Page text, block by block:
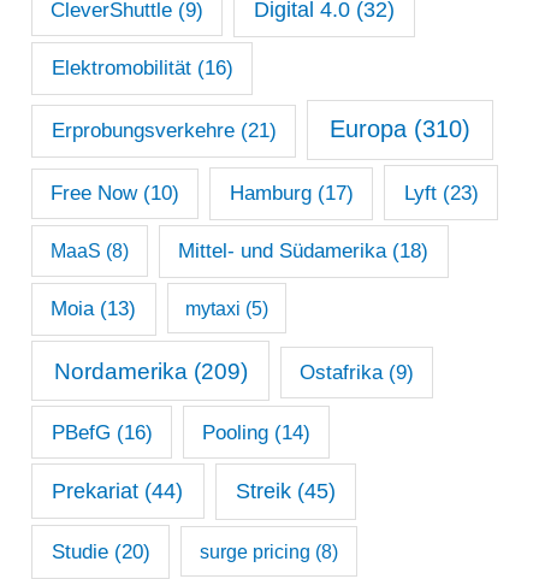
CleverShuttle (9) Digital 4.0(32)
Elektromobilität(16)
Erprobungsverkehre(21) Europa(310)
Free Now(10) Hamburg(17) Lyft(23)
MaaS (8) Mittel- und Südamerika(18)
Moia(13) mytaxi (5)
Nordamerika (209) Ostafrika (9)
PBefG (16) Pooling (14)
Prekariat (44) Streik(45)
Studie(20) surge pricing (8)